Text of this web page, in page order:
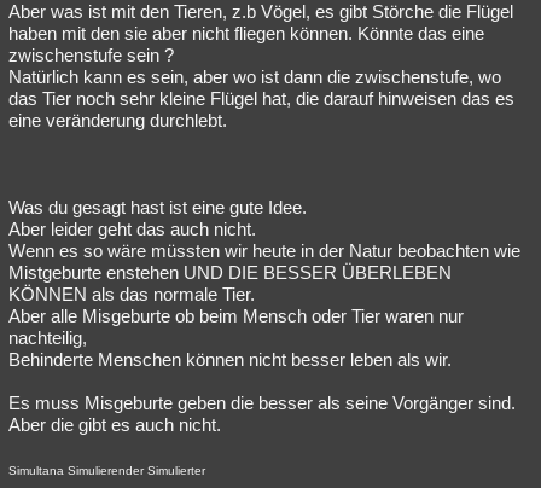
Aber was ist mit den Tieren, z.b Vögel, es gibt Störche die Flügel
haben mit den sie aber nicht fliegen können. Könnte das eine
zwischenstufe sein ?
Natürlich kann es sein, aber wo ist dann die zwischenstufe, wo
das Tier noch sehr kleine Flügel hat, die darauf hinweisen das es
eine veränderung durchlebt.
Was du gesagt hast ist eine gute Idee.
Aber leider geht das auch nicht.
Wenn es so wäre müssten wir heute in der Natur beobachten wie
Mistgeburte enstehen UND DIE BESSER ÜBERLEBEN
KÖNNEN als das normale Tier.
Aber alle Misgeburte ob beim Mensch oder Tier waren nur
nachteilig,
Behinderte Menschen können nicht besser leben als wir.
Es muss Misgeburte geben die besser als seine Vorgänger sind.
Aber die gibt es auch nicht.
Simultana Simulierender Simulierter